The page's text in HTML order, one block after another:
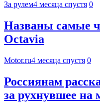
За рулем4 месяца спустя 0
Названы самые
Octavia
Motor.ru4 месяца спустя 0
Россиянам
за рухнувшее на